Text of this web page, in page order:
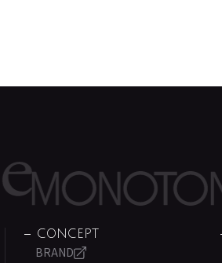
CONCEPT
BRAND